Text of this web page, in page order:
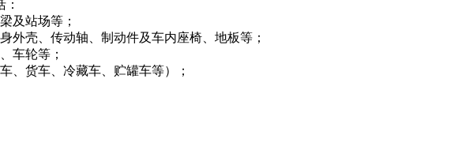
及站场等；
外壳、传动轴、制动件及车内座椅、地板等；
车轮等；
、货车、冷藏车、贮罐车等）；